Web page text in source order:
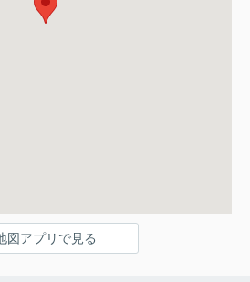
図アプリで見る